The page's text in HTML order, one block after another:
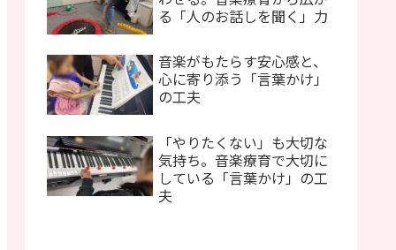
る「人のお話しを聞く」力
音楽がもたらす安心感と、
心に寄り添う「言葉かけ」
の工夫
「やりたくない」も大切な
気持ち。音楽療育で大切に
している「言葉かけ」の工
夫